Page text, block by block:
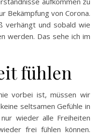
Bekämpfung von Corona.
verhängt und sobald wie
werden. Das sehe ich im
fühlen
vorbei ist, müssen wir
seltsamen Gefühle in
wieder alle Freiheiten
frei fühlen können.